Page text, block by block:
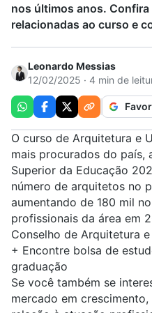
nos últimos anos.
relacionadas ao curso e
Leonardo Messias
12/02/2025 · 4 min de
O curso de Arquitetura e
mais procurados do país,
Superior da Educação
número de arquitetos no
aumentando de 180 mil
profissionais da área em
Conselho de Arquitetura
+ Encontre bolsa de
graduação
Se você também se
mercado em